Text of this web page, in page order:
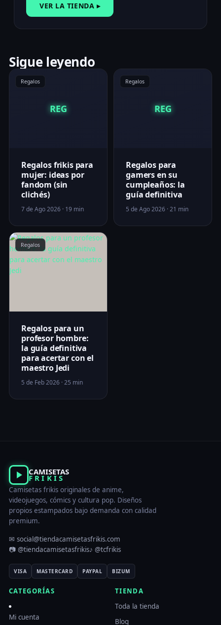
VER LA TIENDA ▸
Sigue leyendo
REG
Regalos
Regalos frikis para
mujer: ideas por
fandom (sin
clichés)
7 de Ago 2026 · 19 min
REG
Regalos
Regalos para
gamers en su
cumpleaños: la
guía definitiva
5 de Ago 2026 · 21 min
Regalos
Regalos para un
profesor hombre:
la guía definitiva
para acertar con el
maestro Jedi
5 de Feb 2026 · 25 min
CAMISETAS
FRIKIS
Camisetas frikis originales de anime,
videojuegos, cómics y cultura pop. Diseños
propios estampados bajo demanda con calidad
premium.
✉ social@tiendacamisetasfrikis.com
📷 @tiendacamisetasfrikis♪ @tcfrikis
VISA MASTERCARD PAYPAL BIZUM
CATEGORÍAS
Mi cuenta
TIENDA
Toda la tienda
Blog